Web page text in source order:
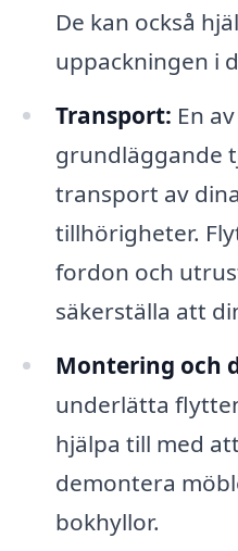
De kan också
uppackningen i
Transport: En
grundläggande
transport av
tillhörigheter.
fordon och
säkerställa att
Montering och
underlätta
hjälpa till med
demontera
bokhyllor.